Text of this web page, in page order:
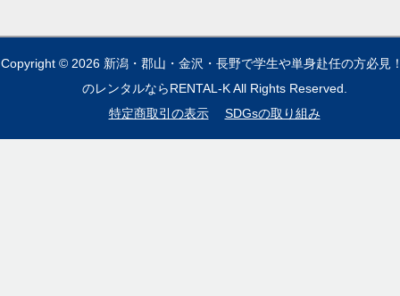
Copyright © 2026 新潟・郡山・金沢・長野で学生や単身赴任の方必見
のレンタルならRENTAL-KAll Rights Reserved.
特定商取引の表示
SDGsの取り組み